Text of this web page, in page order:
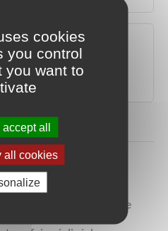
congés sur la durée du
administrative
est bien plus qu’une
; c’est un acte chargé de
d’une famille au fil du
cookies
you control
you want to
all
all cookies